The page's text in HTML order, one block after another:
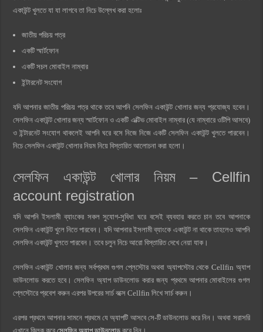
একাউন্ট খুলতে যা যা লাগবে তা নিচে উল্লেখ করা হলোঃ
জাতীয় পরিচয় পত্র
একটি স্মার্টফোন
একটি সচল মোবাইল নাম্বার
ইন্টারনেট সংযোগ
যদি আপনার জাতীয় পরিচয় পত্র থাকে তবে আপনি সেলফিন একাউন্ট খোলার জন্য প্রযোজ্য হবেন।
সেলফিন একাউন্ট খোলার জন্য স্মার্টফোন ও একটি এক্টিভ মোবাইল নাম্বার (যে নাম্বারে ওটিপি আসবে)
ও ইন্টারনেট সংযোগ থাকলেই আপনি ঘরে বসে নিজে নিজে একটি সেলফিন একাউন্ট খুলতে পারবেন।
নিচে সেলফিন একাউন্ট খোলার নিয়ম নিয়ে বিস্তারিত আলোচনা করা হলো।
সেলফিন একাউন্ট খোলার নিয়ম – Cellfin
account registration
যদি আপনি ইসলামী ব্যাংকের সকল সুযোগ-সুবিধা ঘরে বসেই ব্যবহার করতে চান তবে আপনাকে
সেলফিন একাউন্ট খুলে নিতে পারবেন। যদি আপনার ইসলামী ব্যাংকে একাউন্ট না থাকে তাহলেও আপনি
সেলফিন একাউন্ট খুলতে পারবেন। তবে চলুন নিচে আরো বিস্তারিত দেখে নেয়া যাক।
সেলফিন একাউন্ট খোলার জন্য সর্বপ্রথম গুগল প্লেস্টোর অথবা অ্যাপস্টোর থেকে Cellfin অ্যাপ
ডাউনলোড করতে হবে। সেলফিন অ্যাপ ডাউনলোড করার জন্য প্রথমে আপনার মোবাইলের গুগল
প্লেস্টোরে প্রবেশ করুন এরপর উপরের সার্চ বক্সে Cellfin লিখে সার্চ করুন।
এরপর প্রথমে আপনার সামনে প্রথমে যে অ্যাপটি আসবে সে-টি ডাউনলোড করে নিন। অথবা সরাসরি